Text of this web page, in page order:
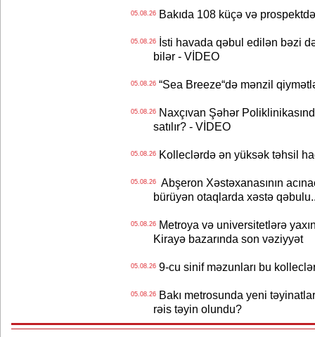
05.08.26Bakıda 108 küçə və
05.08.26İsti havada qəbul edilən bəzi
bilər - VİDEO
05.08.26“Sea Breeze“də mənzil
05.08.26Naxçıvan Şəhər
satılır? - VİDEO
05.08.26Kolleclərdə ən yüksək təhsil
05.08.26Abşeron Xəstəxanasının
bürüyən otaqlarda xəstə
05.08.26Metroya və universitetlərə
Kirayə bazarında son vəziyyət
05.08.269-cu sinif məzunları bu
05.08.26Bakı metrosunda yeni
rəis təyin olundu?